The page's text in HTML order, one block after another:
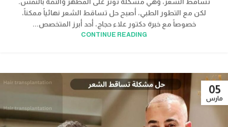
لكن مع التطور الطبي، أصبح حل تساقط الشعر نهائياً ممكناً،
خصوصاً مع خبرة دكتور علاء حجاج، أحد أبرز المتخصص...
CONTINUE READING
05
مارس